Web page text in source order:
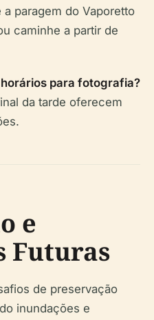
a paragem do Vaporetto
caminhe a partir de
horários para fotografia?
da tarde oferecem
e
Futuras
de preservação
inundações e